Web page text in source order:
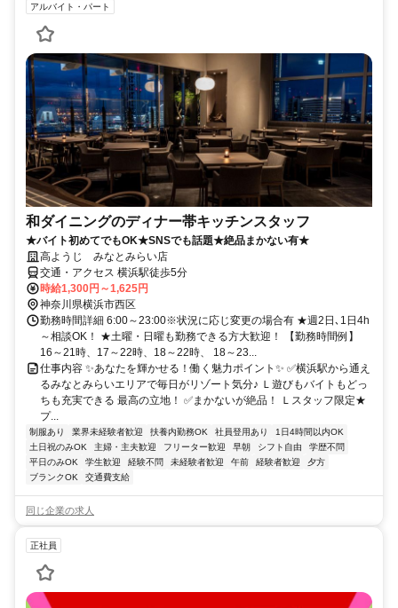
アルバイト・パート
和ダイニングのディナー帯キッチンスタッフ
★バイト初めてでもOK★SNSでも話題★絶品まかない有★
高ようじ みなとみらい店
交通・アクセス 横浜駅徒歩5分
時給1,300円～1,625円
神奈川県横浜市西区
勤務時間詳細 6:00～23:00※状況に応じ変更の場合有 ★週2日､1日4h
～相談OK！ ★土曜・日曜も勤務できる方大歓迎！ 【勤務時間例】
16～21時、17～22時、18～22時、 18～23...
仕事内容 ✨あなたを輝かせる！働く魅力ポイント✨ ✅横浜駅から通え
るみなとみらいエリアで毎日がリゾート気分♪ Ｌ遊びもバイトもどっ
ちも充実できる 最高の立地！ ✅まかないが絶品！ Ｌスタッフ限定★
プ...
制服あり 業界未経験者歓迎 扶養内勤務OK 社員登用あり
1日4時間以内OK
土日祝のみOK
主婦・主夫歓迎 フリーター歓迎 早朝 シフト自由
学歴不問
平日のみOK
学生歓迎 経験不問 未経験者歓迎 午前 経験者歓迎
夕方
ブランクOK
交通費支給
同じ企業の求人
正社員